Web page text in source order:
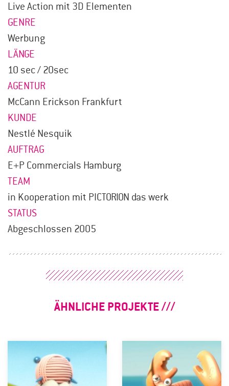
Live Action mit 3D Elementen
GENRE
Werbung
LÄNGE
10 sec / 20sec
AGENTUR
McCann Erickson Frankfurt
KUNDE
Nestlé Nesquik
AUFTRAG
E+P Commercials Hamburg
TEAM
in Kooperation mit PICTORION das werk
STATUS
Abgeschlossen 2005
ÄHNLICHE PROJEKTE